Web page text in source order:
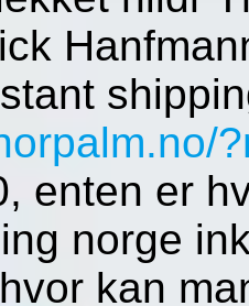
enten er
norge
kan